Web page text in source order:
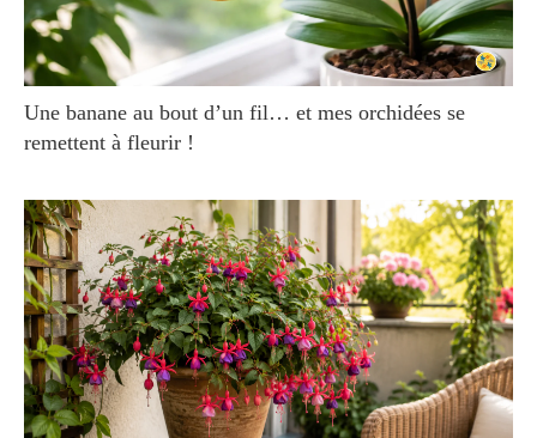
Une banane au bout d’un fil… et mes orchidées se
remettent à fleurir !